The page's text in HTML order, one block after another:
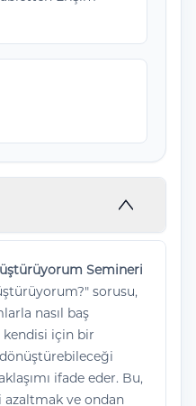
paylaşpaylaş
Semineri
sorusu,
nasıl baş
için bir
ifade eder. Bu,
ve ondan